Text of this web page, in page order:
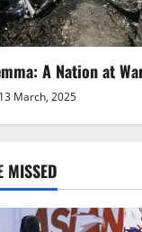
A Nation at
13 March, 2025
MISSED